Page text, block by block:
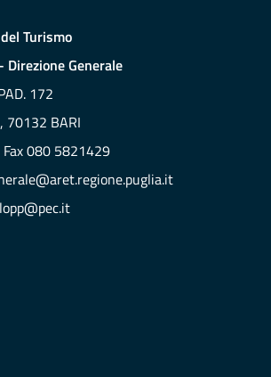
Turismo
Direzione Generale
172
70132 BARI
080 5821429